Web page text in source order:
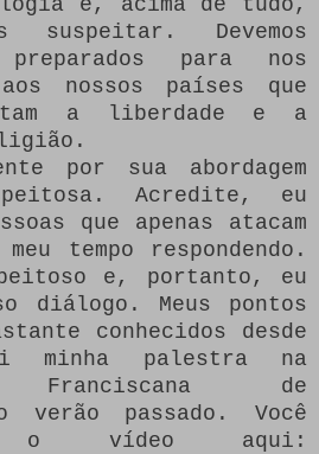
suspeitar.
Devemos
para nos
nossos países que
a liberdade e a
por sua abordagem
Acredite, eu
que apenas atacam
tempo respondendo.
e, portanto, eu
diálogo.
Meus pontos
conhecidos desde
minha palestra na
Franciscana de
verão passado.
Você
o vídeo aqui: